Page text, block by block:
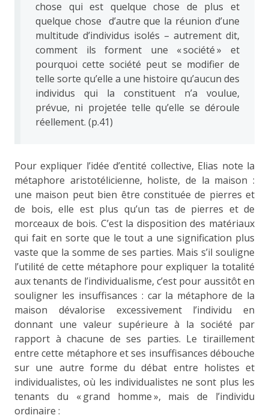
chose qui est quelque chose de plus et
quelque chose d’autre que la réunion d’une
multitude d’individus isolés – autrement dit,
comment ils forment une « société » et
pourquoi cette société peut se modifier de
telle sorte qu’elle a une histoire qu’aucun des
individus qui la constituent n’a voulue,
prévue, ni projetée telle qu’elle se déroule
réellement. (p.41)
Pour expliquer l’idée d’entité collective, Elias note la
métaphore aristotélicienne, holiste, de la maison :
une maison peut bien être constituée de pierres et
de bois, elle est plus qu’un tas de pierres et de
morceaux de bois. C’est la disposition des matériaux
qui fait en sorte que le tout a une signification plus
vaste que la somme de ses parties. Mais s’il souligne
l’utilité de cette métaphore pour expliquer la totalité
aux tenants de l’individualisme, c’est pour aussitôt en
souligner les insuffisances : car la métaphore de la
maison dévalorise excessivement l’individu en
donnant une valeur supérieure à la société par
rapport à chacune de ses parties. Le tiraillement
entre cette métaphore et ses insuffisances débouche
sur une autre forme du débat entre holistes et
individualistes, où les individualistes ne sont plus les
tenants du « grand homme », mais de l’individu
ordinaire :